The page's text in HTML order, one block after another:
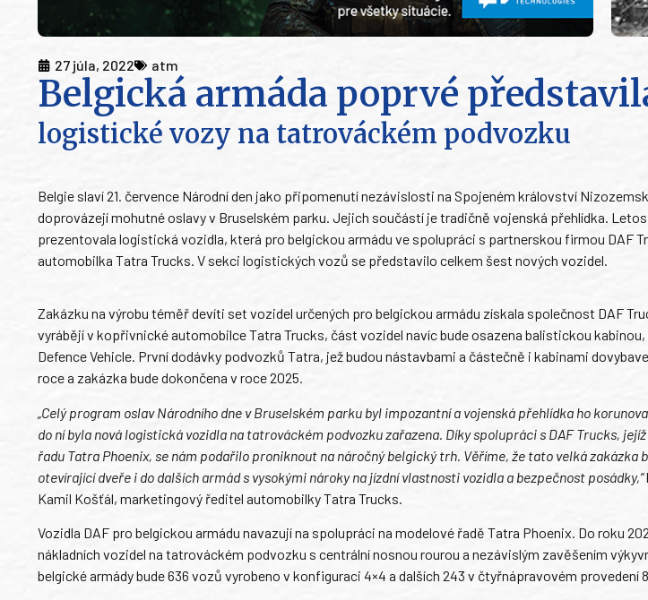
27 júla, 2022 atm
Belgická armáda poprvé
logistické vozy na tatrováckém podvozku
Belgie slaví 21. července Národní den jako připomenutí nezávislosti na Spojeném království
doprovázejí mohutné oslavy v Bruselském parku. Jejich součástí je tradičně vojenská přehlídka.
prezentovala logistická vozidla, která pro belgickou armádu ve spolupráci s partnerskou firmou DAF
automobilka Tatra Trucks. V sekci logistických vozů se představilo celkem šest nových vozidel.
Zakázku na výrobu téměř devíti set vozidel určených pro belgickou armádu získala společnost DAF
vyrábějí v kopřivnické automobilce Tatra Trucks, část vozidel navíc bude osazena balistickou
Defence Vehicle. První dodávky podvozků Tatra, jež budou nástavbami a částečně i kabinami
roce a zakázka bude dokončena v roce 2025.
„Celý program oslav Národního dne v Bruselském parku byl impozantní a vojenská přehlídka ho
do ní byla nová logistická vozidla na tatrováckém podvozku zařazena. Díky spolupráci s DAF Trucks,
řadu Tatra Phoenix, se nám podařilo proniknout na náročný belgický trh. Věříme, že tato velká zakázka
otevírající dveře i do dalších armád s vysokými nároky na jízdní vlastnosti vozidla a bezpečnost posádky,“
Kamil Košťál, marketingový ředitel automobilky Tatra Trucks.
Vozidla DAF pro belgickou armádu navazují na spolupráci na modelové řadě Tatra Phoenix. Do roku
nákladních vozidel na tatrováckém podvozku s centrální nosnou rourou a nezávislým zavěšením
belgické armády bude 636 vozů vyrobeno v konfiguraci 4×4 a dalších 243 v čtyřnápravovém provedení